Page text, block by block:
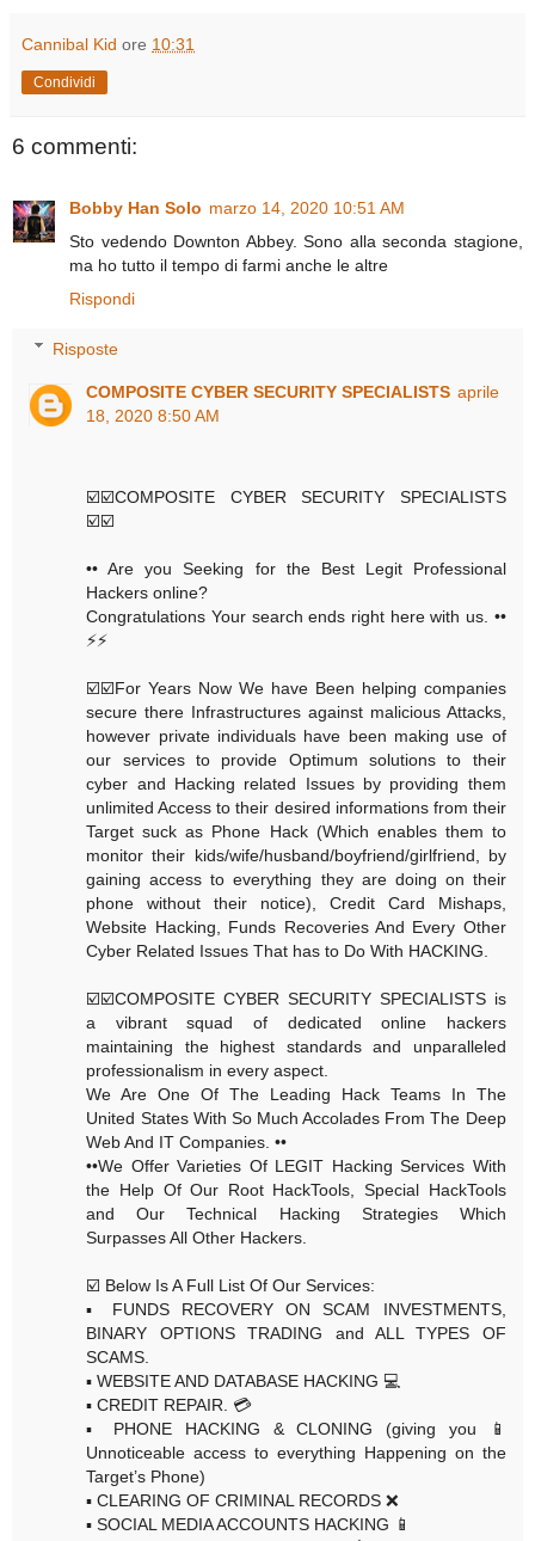
Cannibal Kid ore 10:31
Condividi
6 commenti:
Bobby Han Solo marzo 14, 2020 10:51 AM
Sto vedendo Downton Abbey. Sono alla seconda stagione,
ma ho tutto il tempo di farmi anche le altre
Rispondi
Risposte
COMPOSITE CYBER SECURITY SPECIALISTS aprile
18, 2020 8:50 AM
☑️☑️COMPOSITE CYBER SECURITY SPECIALISTS
☑️☑️
•• Are you Seeking for the Best Legit Professional
Hackers online?
Congratulations Your search ends right here with us. ••
⚡️⚡️
☑️☑️For Years Now We have Been helping companies
secure there Infrastructures against malicious Attacks,
however private individuals have been making use of
our services to provide Optimum solutions to their
cyber and Hacking related Issues by providing them
unlimited Access to their desired informations from their
Target suck as Phone Hack (Which enables them to
monitor their kids/wife/husband/boyfriend/girlfriend, by
gaining access to everything they are doing on their
phone without their notice), Credit Card Mishaps,
Website Hacking, Funds Recoveries And Every Other
Cyber Related Issues That has to Do With HACKING.
☑️☑️COMPOSITE CYBER SECURITY SPECIALISTS is
a vibrant squad of dedicated online hackers
maintaining the highest standards and unparalleled
professionalism in every aspect.
We Are One Of The Leading Hack Teams In The
United States With So Much Accolades From The Deep
Web And IT Companies. ••
••We Offer Varieties Of LEGIT Hacking Services With
the Help Of Our Root HackTools, Special HackTools
and Our Technical Hacking Strategies Which
Surpasses All Other Hackers.
☑️ Below Is A Full List Of Our Services:
▪️ FUNDS RECOVERY ON SCAM INVESTMENTS,
BINARY OPTIONS TRADING and ALL TYPES OF
SCAMS.
▪️ WEBSITE AND DATABASE HACKING 💻
▪️ CREDIT REPAIR. 💳
▪️ PHONE HACKING & CLONING (giving you 📱
Unnoticeable access to everything Happening on the
Target’s Phone)
▪️ CLEARING OF CRIMINAL RECORDS ❌
▪️ SOCIAL MEDIA ACCOUNTS HACKING 📱